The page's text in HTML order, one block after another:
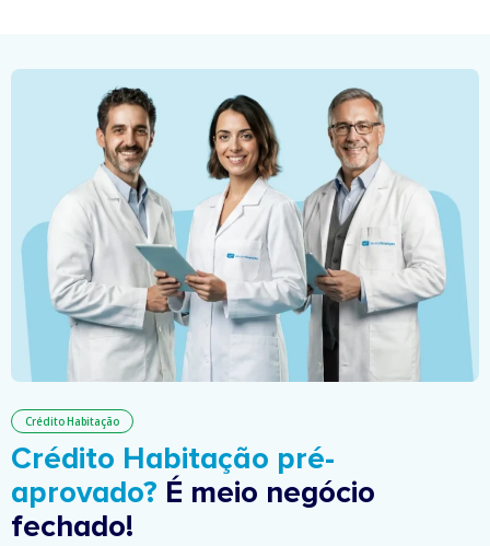
Crédito Habitação
Crédito Habitação pré-
aprovado? É meio negócio
fechado!